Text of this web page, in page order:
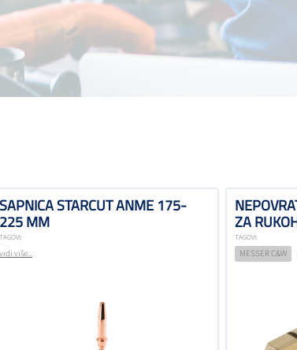
SAPNICA STARCUT ANME 175-
225 MM
TAGOVI:
vidi više...
ZA
TAGOVI:
MESSER C&W